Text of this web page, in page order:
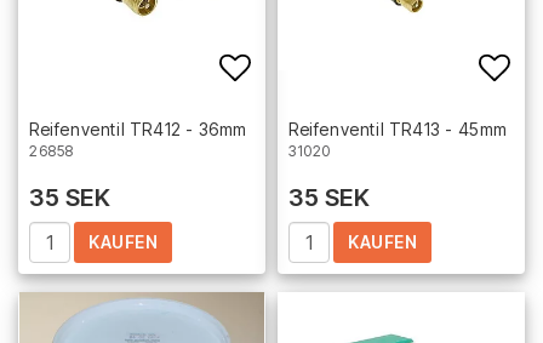
Add to list of favorites
Reifenventil TR412 - 36mm
26858
35 SEK
KAUFEN
Reifenventil TR413 - 45mm
31020
35 SEK
KAUFEN